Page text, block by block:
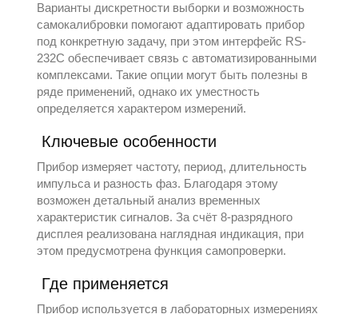
Варианты дискретности выборки и возможность
самокалибровки помогают адаптировать прибор
под конкретную задачу, при этом интерфейс RS-
232C обеспечивает связь с автоматизированными
комплексами. Такие опции могут быть полезны в
ряде применений, однако их уместность
определяется характером измерений.
Ключевые особенности
Прибор измеряет частоту, период, длительность
импульса и разность фаз. Благодаря этому
возможен детальный анализ временных
характеристик сигналов. За счёт 8-разрядного
дисплея реализована наглядная индикация, при
этом предусмотрена функция самопроверки.
Где применяется
Прибор используется в лабораторных измерениях